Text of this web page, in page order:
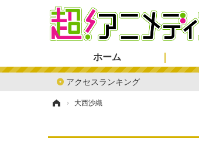
ホーム
アクセスランキング
› 大西沙織